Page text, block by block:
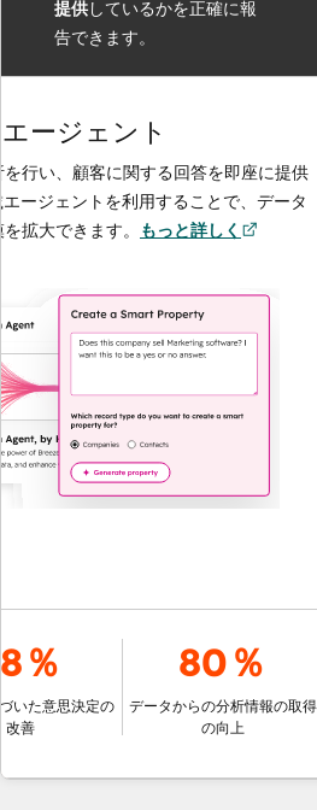
提供しているかを正確に報
告できます。
ージェント
行い、顧客に関する回答を即座に提供
ジェントを利用することで、データ
大できます。もっと詳しく
た意思決定の
善
80％
データからの分析情報の取得
の向上